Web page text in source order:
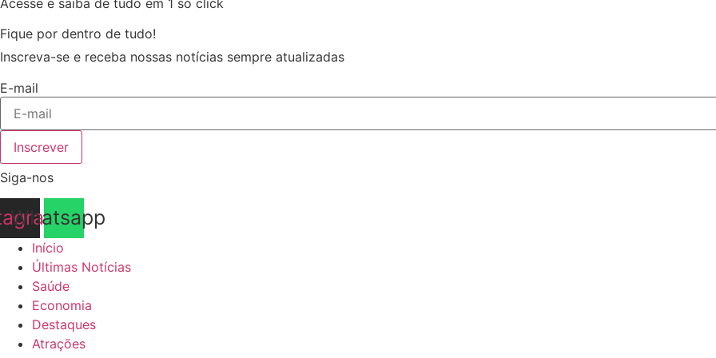
Fique por dentro de tudo!
Inscreva-se e receba nossas notícias sempre atualizadas
E-mail
Inscrever
Siga-nos
Whatsapp
Início
Últimas Notícias
Saúde
Economia
Destaques
Atrações